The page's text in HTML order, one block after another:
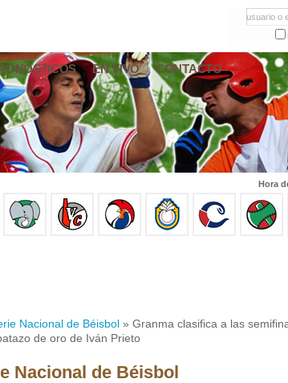
usuario o
EN VIVO CONTACTO
Hora
Nacional de Béisbol » Granma clasifica a las
de oro de Iván Prieto
Nacional de Béisbol